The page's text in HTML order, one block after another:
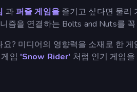
과 퍼즐 게임을즐기고 싶다면 물리
즘을 연결하는 Bolts and Nuts를
? 미디어의 영향력을 소재로 한 게
임 'Snow Rider' 처럼 인기 게임